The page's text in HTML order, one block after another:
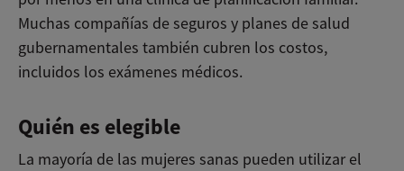
Muchas compañías de seguros y planes de salud
gubernamentales también cubren los costos,
incluidos los exámenes médicos.
Quién es elegible
La mayoría de las mujeres sanas pueden utilizar el